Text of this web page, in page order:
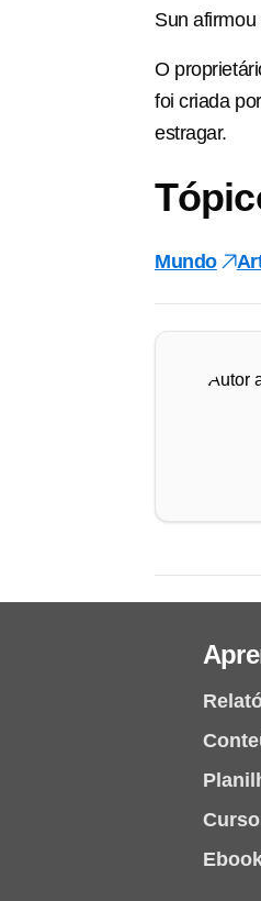
Sun
O
foi criada
estragar.
Mundo